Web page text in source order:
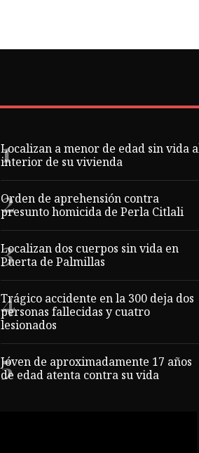
Localizan a menor de edad sin vida
interior de su vivienda
Orden de aprehensión contra
presunto homicida de Perla Citlali
Localizan dos cuerpos sin vida en
Puerta de Palmillas
Trágico accidente en la 300 deja dos
personas fallecidas y cuatro
lesionados
Jóven de aproximadamente 17 años
de edad atenta contra su vida